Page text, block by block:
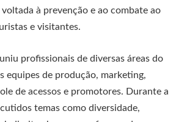
à prevenção e ao combate ao
e visitantes.
profissionais de diversas áreas do
equipes de produção, marketing,
de acessos e promotores. Durante a
temas como diversidade,